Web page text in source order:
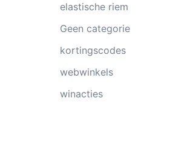
elastische riem
Geen categorie
kortingscodes
webwinkels
winacties